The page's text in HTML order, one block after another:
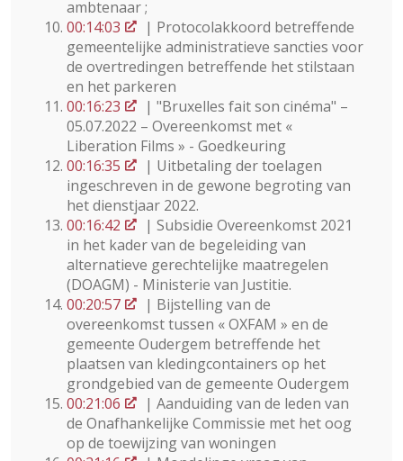
ambtenaar ;
00:14:03
| Protocolakkoord betreffende
gemeentelijke administratieve sancties voor
de overtredingen betreffende het stilstaan
en het parkeren
00:16:23
| "Bruxelles fait son cinéma" –
05.07.2022 – Overeenkomst met «
Liberation Films » - Goedkeuring
00:16:35
| Uitbetaling der toelagen
ingeschreven in de gewone begroting van
het dienstjaar 2022.
00:16:42
| Subsidie Overeenkomst 2021
in het kader van de begeleiding van
alternatieve gerechtelijke maatregelen
(DOAGM) - Ministerie van Justitie.
00:20:57
| Bijstelling van de
overeenkomst tussen « OXFAM » en de
gemeente Oudergem betreffende het
plaatsen van kledingcontainers op het
grondgebied van de gemeente Oudergem
00:21:06
| Aanduiding van de leden van
de Onafhankelijke Commissie met het oog
op de toewijzing van woningen